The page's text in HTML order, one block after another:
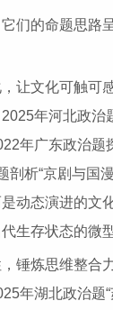
们的命题思路
让文化可触可
年河北政治
年广东政治题
剖析“京剧与国
动态演进的文
生存状态的微
锤炼思维整合
年湖北政治题“